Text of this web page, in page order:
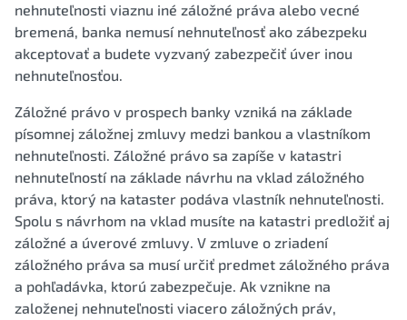
nehnuteľnosti viaznu iné záložné práva alebo vecné
bremená, banka nemusí nehnuteľnosť ako zábezpeku
akceptovať a budete vyzvaný zabezpečiť úver inou
nehnuteľnosťou.
Záložné právo v prospech banky vzniká na základe
písomnej záložnej zmluvy medzi bankou a vlastníkom
nehnuteľnosti. Záložné právo sa zapíše v katastri
nehnuteľností na základe návrhu na vklad záložného
práva, ktorý na kataster podáva vlastník nehnuteľnosti.
Spolu s návrhom na vklad musíte na katastri predložiť aj
záložné a úverové zmluvy. V zmluve o zriadení
záložného práva sa musí určiť predmet záložného práva
a pohľadávka, ktorú zabezpečuje. Ak vznikne na
založenej nehnuteľnosti viacero záložných práv,